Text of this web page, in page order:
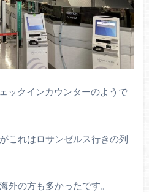
ックインカウンターのようで
これはロサンゼルス行きの列
外の方も多かったです。